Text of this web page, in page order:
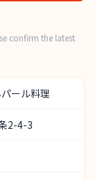
confirm the latest
ール料理
2-4-3